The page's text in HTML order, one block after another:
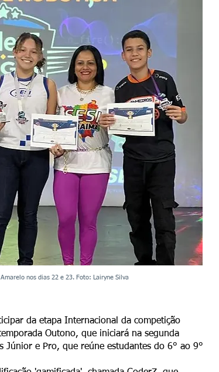
nos dias 22 e 23. Foto: Lairyne Silva
da etapa Internacional da competição
Outono, que iniciará na segunda
Júnior e Pro, que reúne estudantes do 6° ao 9°